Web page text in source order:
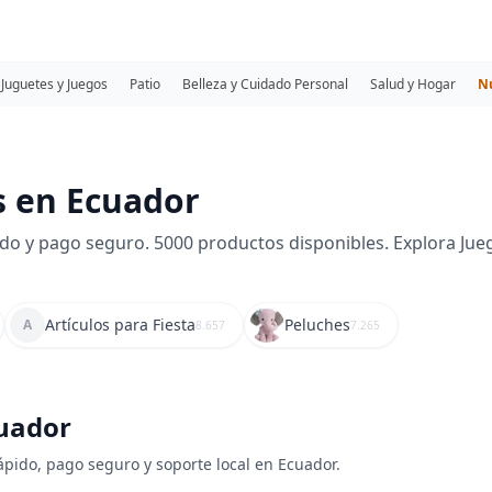
Juguetes y Juegos Patio Belleza y Cuidado Personal Salud y Hogar
en Ecuador
y pago seguro. 5000 productos disponibles. Explora
A Artículos para Fiesta8.657 Peluches7.265
pago seguro y soporte local en Ecuador.